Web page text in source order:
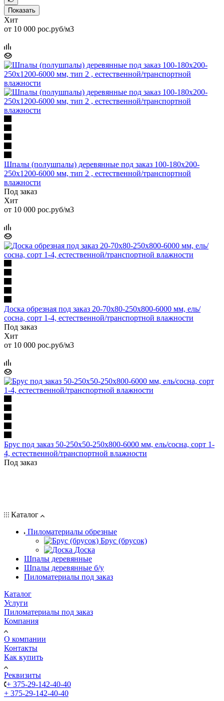
Показать
Хит
от 10 000 рос.руб/м3
Шпалы (полушпалы) деревянные под заказ 100-180x200-
250x1200-6000 мм, тип 2 , естественной/транспортной
влажности
Под заказ
Хит
от 10 000 рос.руб/м3
Доска обрезная под заказ 20-70x80-250x800-6000 мм, ель/
сосна, сорт 1-4, естественной/транспортной влажности
Под заказ
Хит
от 10 000 рос.руб/м3
Брус под заказ 50-250x50-250x800-6000 мм, ель/сосна, сорт 1-
4, естественной/транспортной влажности
Под заказ
Каталог
Пиломатериалы обрезные
Брус (брусок)
Доска
Шпалы деревянные
Шпалы деревянные б/у
Пиломатериалы под заказ
Каталог
Услуги
Пиломатериалы под заказ
Компания
О компании
Контакты
Как купить
Реквизиты
+ 375-29-142-40-40
+ 375-29-142-40-40